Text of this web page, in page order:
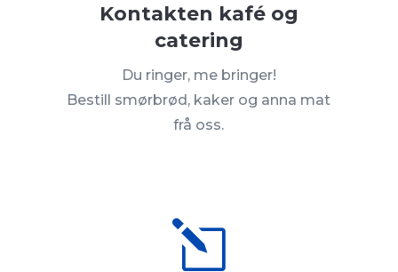
Kontakten kafé og
catering
Du ringer, me bringer!
Bestill smørbrød, kaker og anna mat
frå oss.
l